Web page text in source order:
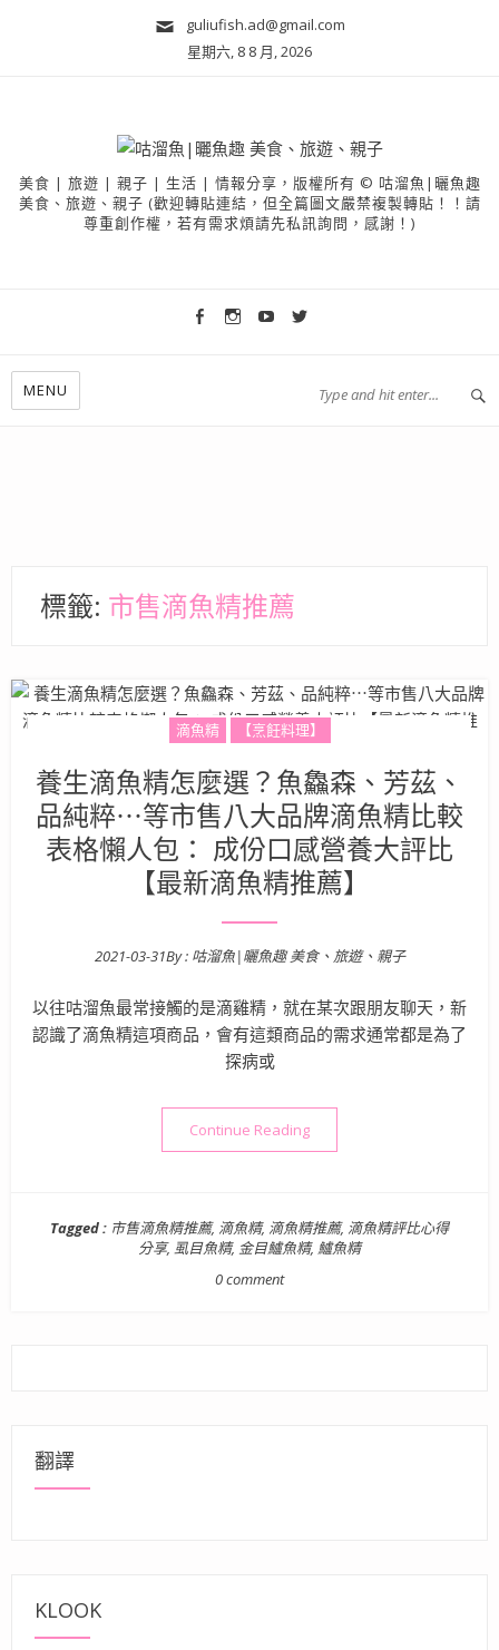
guliufish.ad@gmail.com
星期六, 8 8 月, 2026
美食 | 旅遊 | 親子 | 生活 | 情報分享，版權所有 © 咕溜魚|曬魚趣
美食、旅遊、親子 (歡迎轉貼連結，但全篇圖文嚴禁複製轉貼！！請
尊重創作權，若有需求煩請先私訊詢問，感謝！)
MENU
標籤: 市售滴魚精推薦
滴魚精 【烹飪料理】
養生滴魚精怎麼選？魚鱻森、芳茲、
品純粹⋯等市售八大品牌滴魚精比較
表格懶人包： 成份口感營養大評比
【最新滴魚精推薦】
Posted on
2021-03-31By : 咕溜魚|曬魚趣 美食、旅遊、親子
以往咕溜魚最常接觸的是滴雞精，就在某次跟朋友聊天，新
認識了滴魚精這項商品，會有這類商品的需求通常都是為了
探病或
Continue Reading“養生滴魚精怎麼選？魚鱻森
Tagged : 市售滴魚精推薦, 滴魚精, 滴魚精推薦, 滴魚精評比心得
分享, 虱目魚精, 金目鱸魚精, 鱸魚精
0 comment
翻譯
KLOOK